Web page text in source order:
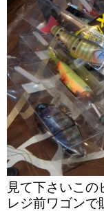
見て下さいこの
レジ前ワゴン